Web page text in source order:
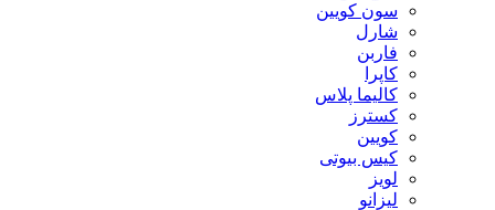
سون کویین
شارل
فاربن
کاپرا
کالیما پلاس
کسترز
کویین
کیس بیوتی
لویز
لیزانو